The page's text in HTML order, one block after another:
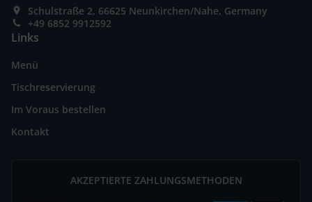
Schulstraße 2, 66625 Neunkirchen/Nahe, Germany
+49 6852 9912592
Links
Menü
Tischreservierung
Im Voraus bestellen
Kontakt
AKZEPTIERTE ZAHLUNGSMETHODEN